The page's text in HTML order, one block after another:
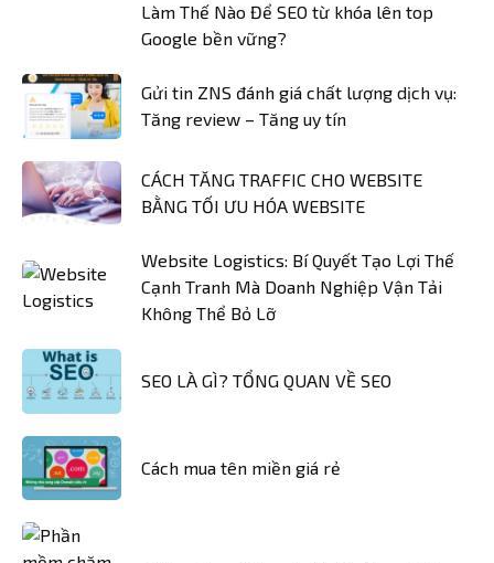
Làm Thế Nào Để SEO từ khóa lên top
Google bền vững?
Gửi tin ZNS đánh giá chất lượng dịch vụ:
Tăng review – Tăng uy tín
CÁCH TĂNG TRAFFIC CHO WEBSITE
BẰNG TỐI ƯU HÓA WEBSITE
Website Logistics: Bí Quyết Tạo Lợi Thế
Cạnh Tranh Mà Doanh Nghiệp Vận Tải
Không Thể Bỏ Lỡ
SEO LÀ GÌ? TỔNG QUAN VỀ SEO
Cách mua tên miền giá rẻ